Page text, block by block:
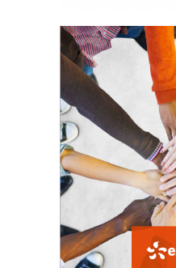
La prévention
d’intérêts
18 septembre 2023
FEUILLETER